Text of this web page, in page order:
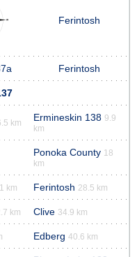
Ferintosh
Ferintosh
km Ermineskin 138 9.9
km
Ponoka County 18
km
km Ferintosh 28.5 km
km Clive 34.9 km
Edberg 40.6 km